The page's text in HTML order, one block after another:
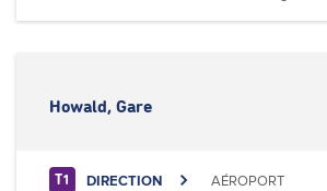
Howald, Gare
T1 DIRECTION AÉROPORT